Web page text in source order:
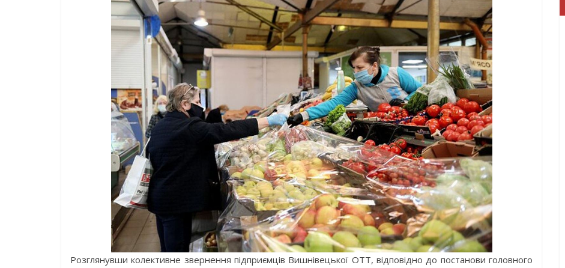
Розглянувши колективне звернення підприємців Вишнівецької OTT, відповідно до постанови головного